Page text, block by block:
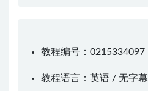
教程编号：0215334097
教程语言：英语 / 无字幕